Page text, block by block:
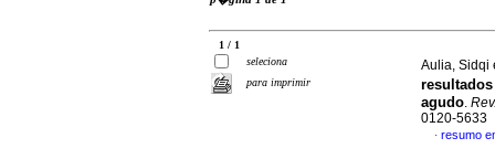
1 / 1
seleciona
para imprimir
Aulia, Sidqi
agudo.
0120-5633
· resumo